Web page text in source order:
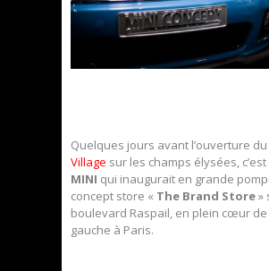
Quelques jours avant l’ouverture du
Village sur les champs élysées,
MINI qui inaugurait en grande
concept store « The Brand Store»
boulevard Raspail, en plein cœur de
gauche à Paris.